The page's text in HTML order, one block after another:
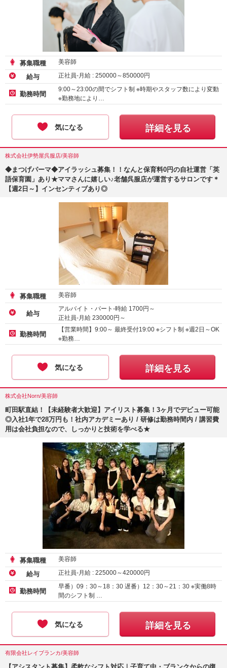
募集職種 美容師
給与 正社員-月給 : 250000～850000円
勤務時間
9:00～23:00の間でシフト制 ※時期やスタッフ数により変動
※勤務地により…
気になる 詳細を見る
株式会社伊勢屋呉服店/美容師
◆まつげパーマ◆アイラッシュ募集！！なんと保育料0円の自社運営「英
語保育園」あり★ママさんに嬉しい♪老舗呉服店が運営するサロンです＊
【週2日～】インセンティブあり◎
募集職種 美容師
給与
アルバイト・パート-時給 1700円～
正社員-月給 230000円～
勤務時間
【営業時間】9:00～ 最終受付19:00 ※シフト制 ※週2日～OK
※勤務…
気になる 詳細を見る
株式会社Norn/美容師
町田駅直結！【未経験者大歓迎】アイリスト募集！3ヶ月でデビュー可能
◎入社1年で28万円も！社内アカデミーあり / 研修は勤務時間内 / 講習費
用は会社負担なので、しっかりと技術を学べる★
募集職種 美容師
給与 正社員-月給 : 225000～420000円
勤務時間
早番）09：30～18：30 遅番）12：30～21：30 ※実働8時
間のシフト制 …
気になる 詳細を見る
有限会社レイブランカ/美容師